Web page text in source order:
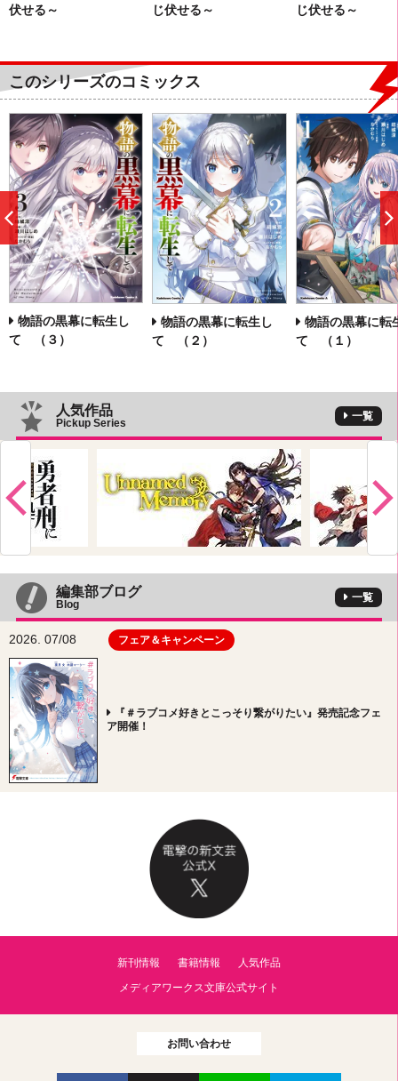
伏せる～
じ伏せる～
じ伏せる～
このシリーズのコミックス
物語の黒幕に転生し
て （３）
物語の黒幕に転生し
て （２）
物語の黒幕に転
て （１）
前
へ
人気作品
Pickup Series
一覧
編集部ブログ
Blog
一覧
2026. 07/08 フェア＆キャンペーン
『＃ラブコメ好きとこっそり繋がりたい』発売記念フェ
ア開催！
新刊情報 書籍情報
人気作品
メディアワークス文庫公式サイト
お問い合わせ